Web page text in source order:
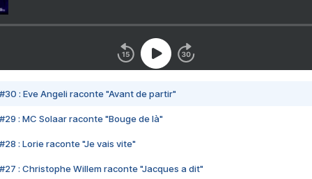
#30 : Eve Angeli raconte "Avant de partir"
#29 : MC Solaar raconte "Bouge de là"
#28 : Lorie raconte "Je vais vite"
#27 : Christophe Willem raconte "Jacques a dit"